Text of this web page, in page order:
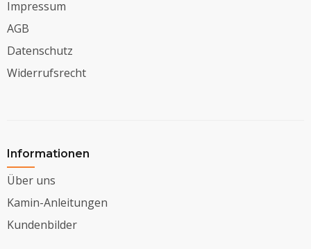
Impressum
AGB
Datenschutz
Widerrufsrecht
Informationen
Über uns
Kamin-Anleitungen
Kundenbilder